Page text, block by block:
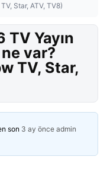
Star, ATV, TV8)
TV Yayın
ne var?
TV, Star,
son 3 ay önce admin